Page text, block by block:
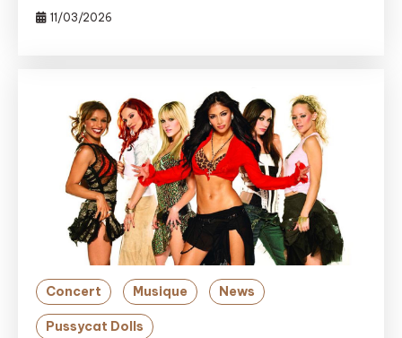
11/03/2026
Concert Musique News
Pussycat Dolls